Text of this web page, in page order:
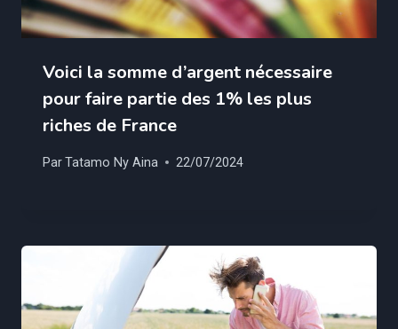
Voici la somme d’argent nécessaire
pour faire partie des 1% les plus
riches de France
ParTatamo Ny Aina 22/07/2024